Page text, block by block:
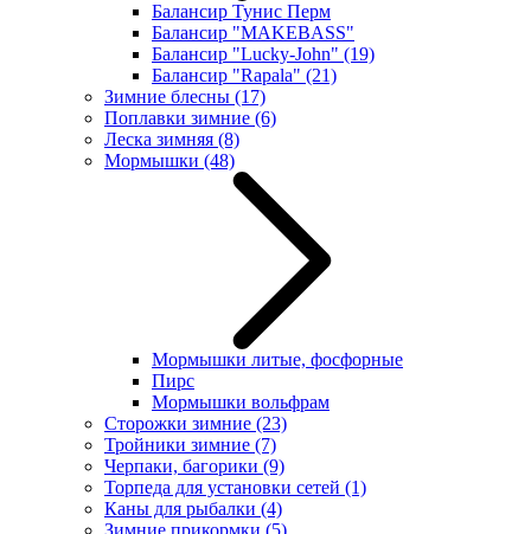
Балансир Тунис Перм
Балансир "MAKEBASS"
Балансир "Lucky-John" (19)
Балансир "Rapala" (21)
Зимние блесны (17)
Поплавки зимние (6)
Леска зимняя (8)
Мормышки (48)
Мормышки литые, фосфорные
Пирс
Мормышки вольфрам
Сторожки зимние (23)
Тройники зимние (7)
Черпаки, багорики (9)
Торпеда для установки сетей (1)
Каны для рыбалки (4)
Зимние прикормки (5)